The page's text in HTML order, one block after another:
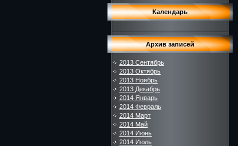
Календарь
Архив записей
2013 Сентябрь
2013 Октябрь
2013 Ноябрь
2013 Декабрь
2014 Январь
2014 Февраль
2014 Март
2014 Май
2014 Июнь
2014 Июль